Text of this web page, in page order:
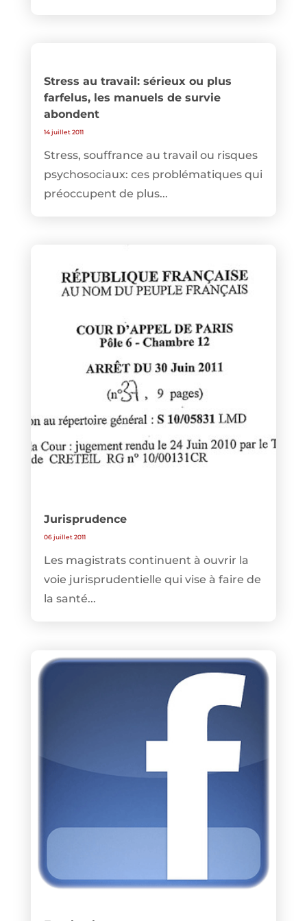
Stress au travail: sérieux ou plus
farfelus, les manuels de survie
abondent
14 juillet 2011
Stress, souffrance au travail ou risques
psychosociaux: ces problématiques qui
préoccupent de plus...
Jurisprudence
06 juillet 2011
Les magistrats continuent à ouvrir la
voie jurisprudentielle qui vise à faire de
la santé...